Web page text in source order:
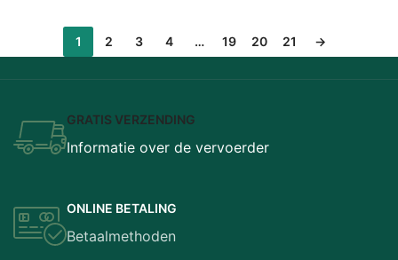
1 2 3 4 … 19 20 21 →
GRATIS VERZENDING
Informatie over de vervoerder
ONLINE BETALING
Betaalmethoden